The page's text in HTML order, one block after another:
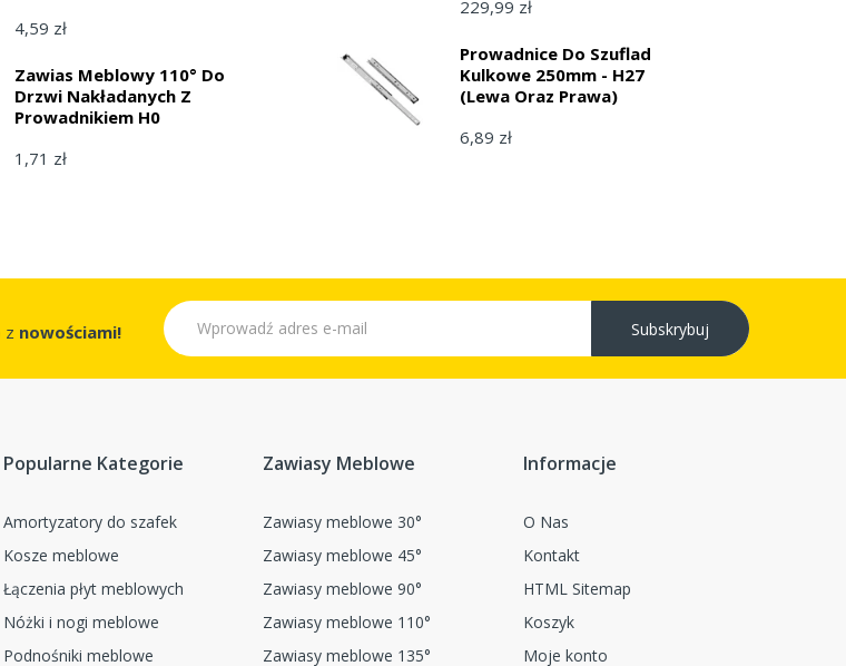
4,59 zł
Zawias Meblowy 110° Do
Drzwi Nakładanych Z
Prowadnikiem H0
1,71 zł
229,99 zł
Prowadnice Do Szuflad
Kulkowe 250mm - H27
(lewa Oraz Prawa)
6,89 zł
z nowościami! Subskrybuj
Popularne Kategorie
Amortyzatory do szafek
Kosze meblowe
Łączenia płyt meblowych
Nóżki i nogi meblowe
Podnośniki meblowe
Zawiasy Meblowe
Zawiasy meblowe 30°
Zawiasy meblowe 45°
Zawiasy meblowe 90°
Zawiasy meblowe 110°
Zawiasy meblowe 135°
Informacje
O Nas
Kontakt
HTML Sitemap
Koszyk
Moje konto